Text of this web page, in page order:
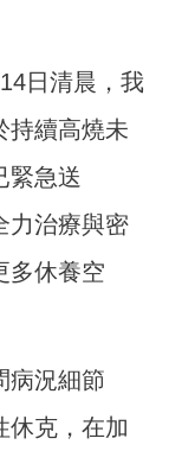
日清晨，我
持續高燒未
緊急送
力治療與密
多休養空
病況細節
休克，在加